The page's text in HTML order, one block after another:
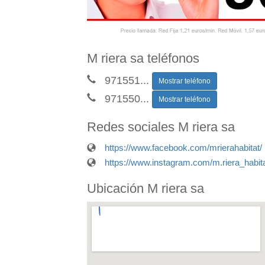
M riera sa teléfonos
971551... Mostrar teléfono
971550... Mostrar teléfono
Redes sociales M riera sa
https://www.facebook.com/mrierahabitat/
https://www.instagram.com/
Ubicación M riera sa